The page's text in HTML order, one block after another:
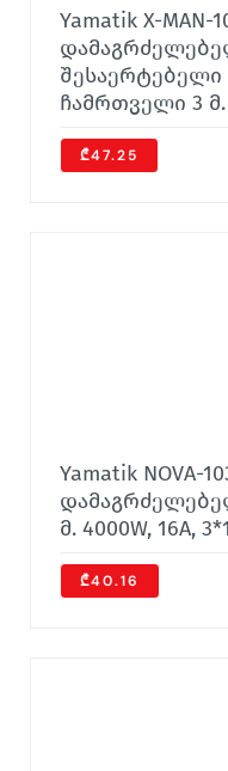
Yamatik X-
ჩამრთველი 3 მ.
₾47.25
Yamatik NOVA-
მ. 4000W, 16A,
₾40.16